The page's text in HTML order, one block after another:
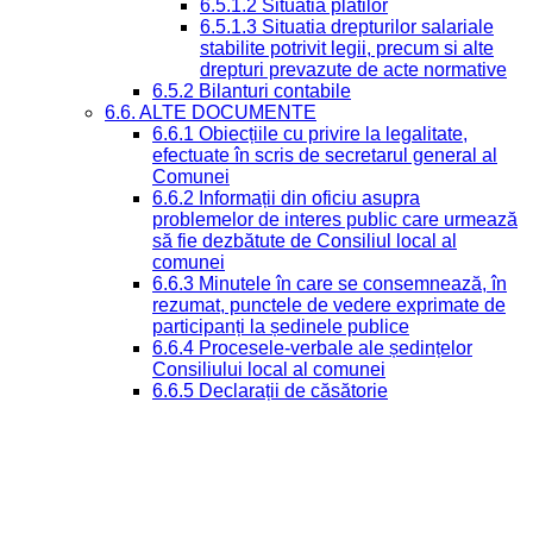
6.5.1.2 Situatia platilor
6.5.1.3 Situatia drepturilor salariale
stabilite potrivit legii, precum si alte
drepturi prevazute de acte normative
6.5.2 Bilanturi contabile
6.6. ALTE DOCUMENTE
6.6.1 Obiecțiile cu privire la legalitate,
efectuate în scris de secretarul general al
Comunei
6.6.2 Informații din oficiu asupra
problemelor de interes public care urmează
să fie dezbătute de Consiliul local al
comunei
6.6.3 Minutele în care se consemnează, în
rezumat, punctele de vedere exprimate de
participanți la ședinele publice
6.6.4 Procesele-verbale ale ședințelor
Consiliului local al comunei
6.6.5 Declarații de căsătorie